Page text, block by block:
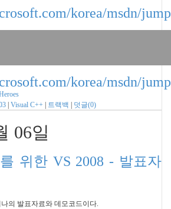
korea/msdn/
korea/msdn/
Visual C++ 트랙백 덧글(0)
06일
위한 VS 2008 - 발표자
의 발표자료와 데모코드이다.